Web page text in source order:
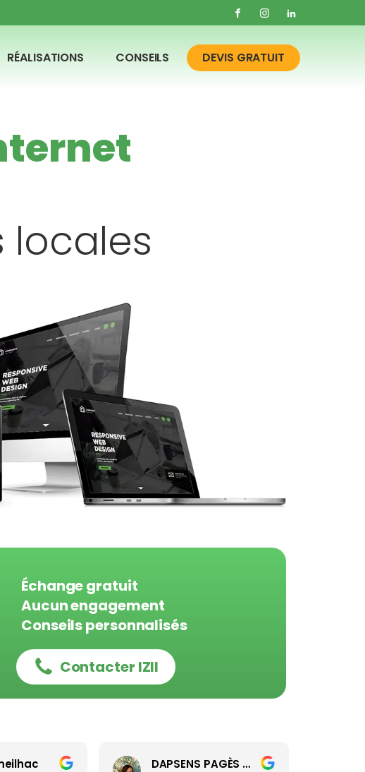
RÉALISATIONS CONSEILS DEVIS GRATUIT
locales
Échange gratuit
Aucun engagement
Conseils personnalisés
Contacter IZII
DAPSENS PAGÈS MARIE (Marielou)